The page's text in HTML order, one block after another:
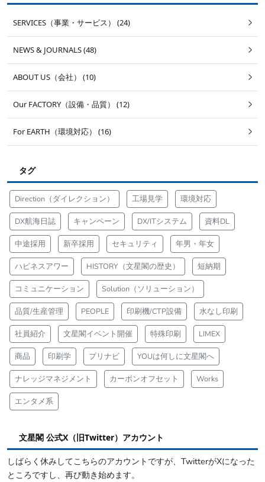
SERVICES（事業・サービス） (24)
NEWS & JOURNALS (48)
ABOUT US（会社） (10)
Our FACTORY（設備・品質） (12)
For EARTH（環境対応） (16)
タグ
Direction（ダイレクション） 工場見学 環境対応
DX航海日誌 キャンペーン DX/ITシステム 資料DL
中途採用 新卒採用 セキュリティ 年男・年女
ハピネスアワー HISTORY（文星閣の歴史） 短納期
コミュニケーション Solution（ソリューション）
品質/生産管理 PEOPLE 印刷機/CTP設備 水なし印刷
社員紹介 文星閣イベント開催 特殊印刷 LIMEX
商品 印刷学 プリナビ YOUは何しに文星閣へ
ナレッジマネジメント カーボンオフセット Works
エンタメ系
文星閣 公式X（旧Twitter）アカウント
しばらく休みしてこちらのアカウントですが、TwitterがXになった
ところですし、再び動き始めます。